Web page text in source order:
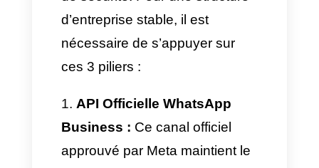
l’utilisateur à sélectionner une
multitude d’options qui
n’aident pas à sa demande.
De plus, lesagents IA sur
WhatsAppcomprennent
l’intention derrière le